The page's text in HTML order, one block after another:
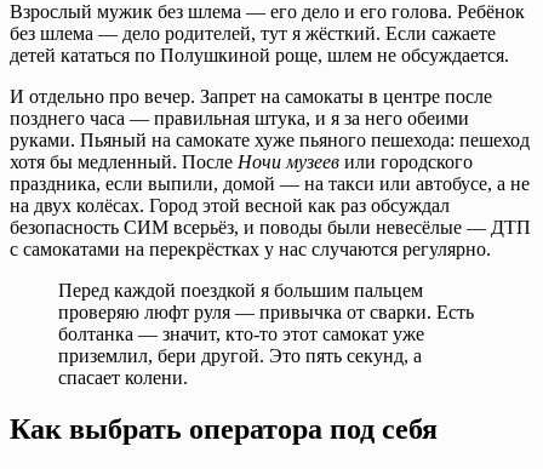
Взрослый мужик без шлема — его дело и его голова. Ребёнок
без шлема — дело родителей, тут я жёсткий. Если сажаете
детей кататься по Полушкиной роще, шлем не обсуждается.
И отдельно про вечер. Запрет на самокаты в центре после
позднего часа — правильная штука, и я за него обеими
руками. Пьяный на самокате хуже пьяного пешехода: пешеход
хотя бы медленный. После Ночи музеев или городского
праздника, если выпили, домой — на такси или автобусе, а не
на двух колёсах. Город этой весной как раз обсуждал
безопасность СИМ всерьёз, и поводы были невесёлые — ДТП
с самокатами на перекрёстках у нас случаются регулярно.
Перед каждой поездкой я большим пальцем
проверяю люфт руля — привычка от сварки. Есть
болтанка — значит, кто-то этот самокат уже
приземлил, бери другой. Это пять секунд, а
спасает колени.
Как выбрать оператора под себя